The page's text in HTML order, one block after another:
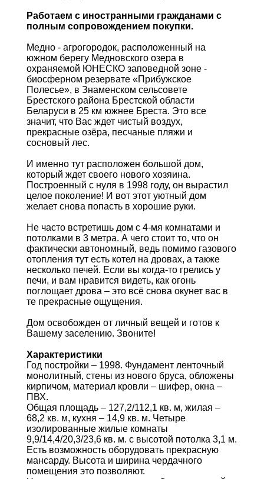
Работаем с иностранными гражданами с
полным сопровождением покупки.
Медно - агрогородок, расположенный на
южном берегу Медновского озера в
охраняемой ЮНЕСКО заповедной зоне -
биосферном резервате «Прибужское
Полесье», в Знаменском сельсовете
Брестского района Брестской области
Беларуси в 25 км южнее Бреста. Это все
значит, что Вас ждет чистый воздух,
прекрасные озёра, песчаные пляжи и
сосновый лес.
И именно тут расположен большой дом,
который ждет своего нового хозяина.
Построенный с нуля в 1998 году, он вырастил
целое поколение! И вот этот уютный дом
желает снова попасть в хорошие руки.
Не часто встретишь дом с 4-мя комнатами и
потолками в 3 метра. А чего стоит то, что он
фактически автономный, ведь помимо газового
отопления тут есть котел на дровах, а также
несколько печей. Если вы когда-то грелись у
печи, и вам нравится видеть, как огонь
поглощает дрова – это всё снова окунет вас в
те прекрасные ощущения.
Дом освобожден от личный вещей и готов к
Вашему заселению. Звоните!
Характеристики
Год постройки – 1998. Фундамент ленточный
монолитный, стены из нового бруса, обложены
кирпичом, материал кровли – шифер, окна –
ПВХ.
Общая площадь – 127,2/112,1 кв. м, жилая –
68,2 кв. м, кухня – 14,9 кв. м. Четыре
изолированные жилые комнаты
9,9/14,4/20,3/23,6 кв. м. с высотой потолка 3,1 м.
Есть возможность оборудовать прекрасную
мансарду. Высота и ширина чердачного
помещения это позволяют.